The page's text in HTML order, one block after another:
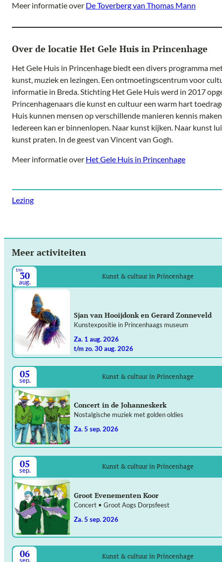
Meer informatie over De Toverberg van Thomas Mann
Over de locatie Het Gele Huis in Princenhage
Het Gele Huis in Princenhage biedt een divers programma
kunst, muziek en lezingen. Een ontmoetingscentrum voor
informatie in Breda. Stichting Het Gele Huis werd in 2017
Princenhagenaars die kunst en cultuur een warm hart
Huis kunnen mensen op verschillende manieren kennis
Iedereen kan er binnenlopen. Naar kunst kijken. Naar kunst
kunst praten. In de geest van Vincent van Gogh.
Meer informatie over Het Gele Huis in Princenhage
Lezing
Meer activiteiten
t/m
30
aug.
Kunst & cultuur in Princenhage
Sjan van Hooijdonk en Gerard Zonneveld
Kunstexpositie in Princenhaags museum
za. 1 aug. 2026
t/m zo. 30 aug. 2026
05
sep. Kunst & cultuur in Princenhage
Concert in de Johanneskerk
Nostalgische muziek met golden oldies
za. 5 sep. 2026
05
sep. Kunst & cultuur in Princenhage
Groot Evenementen Koor
Concert • Groot Aogs Dorpsfeest
za. 5 sep. 2026
06
sep. Kunst & cultuur in Princenhage